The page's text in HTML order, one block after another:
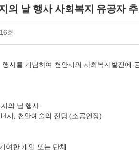
의 날 행사 사회복지 유공자
회
행사를 기념하여 천안시의 사회복지발전에
의 날 행사
시 , 천안예술의 전당 (소공연장)
여한 개인 또는 단체